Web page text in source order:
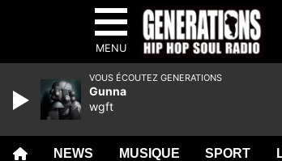
MENU
NEWS MUSIQUE SPORT
VOUS ÉCOUTEZ GENERATIONS
Gunna
wgft